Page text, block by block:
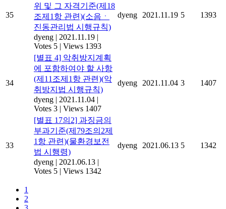
35
위 및 그 자격기준(제18
조제1항 관련)(소음ㆍ
진동관리법 시행규칙)
dyeng | 2021.11.19 |
Votes 5 | Views 1393
dyeng 2021.11.19 5 1393
34
[별표 4] 악취방지계획
에 포함하여야 할 사항
(제11조제1항 관련)(악
취방지법 시행규칙)
dyeng | 2021.11.04 |
Votes 3 | Views 1407
dyeng 2021.11.04 3 1407
33
[별표 17의2] 과징금의
부과기준(제79조의2제
1항 관련)(물환경보전
법 시행령)
dyeng | 2021.06.13 |
Votes 5 | Views 1342
dyeng 2021.06.13 5 1342
1
2